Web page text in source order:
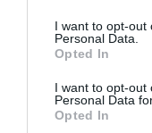
I want to opt-out
Personal Data.
Opted In
I want to opt-out
Personal Data
Opted In